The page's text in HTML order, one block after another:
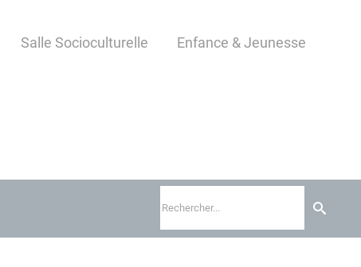
Salle Socioculturelle Enfance & Jeunesse